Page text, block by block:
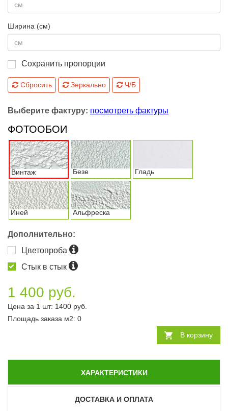
Ширина (см)
Сохранить пропорции
Сбросить Зеркально Ч/Б
Выберите фактуру: посмотреть фактуры
ФОТООБОИ
Винтаж Безе Гладь
Иней Альфреска
Дополнительно:
Цветопроба
Стык в стык
1 400 руб.
Цена за 1 шт: 1400 руб.
Площадь заказа м2: 0
В корзину
ХАРАКТЕРИСТИКИ
ДОСТАВКА И ОПЛАТА